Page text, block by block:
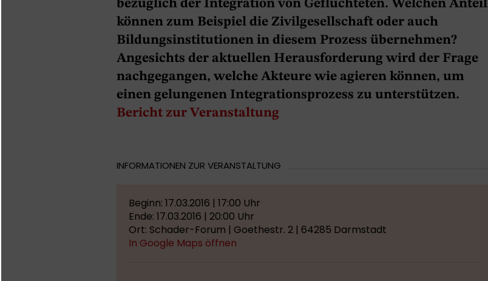
bezüglich der Integration von Geflüchteten. Welchen Anteil
können zum Beispiel die Zivilgesellschaft oder auch
Bildungsinstitutionen in diesem Prozess übernehmen?
Angesichts der aktuellen Herausforderung wird der Frage
nachgegangen, welche Akteure wie agieren können, um
einen gelungenen Integrationsprozess zu unterstützen.
Bericht zur Veranstaltung
INFORMATIONEN ZUR VERANSTALTUNG
Beginn: 17.03.2016 | 17:00 Uhr
Ende: 17.03.2016 | 20:00 Uhr
Ort: Schader-Forum | Goethestr. 2 | 64285 Darmstadt
In Google Maps öffnen